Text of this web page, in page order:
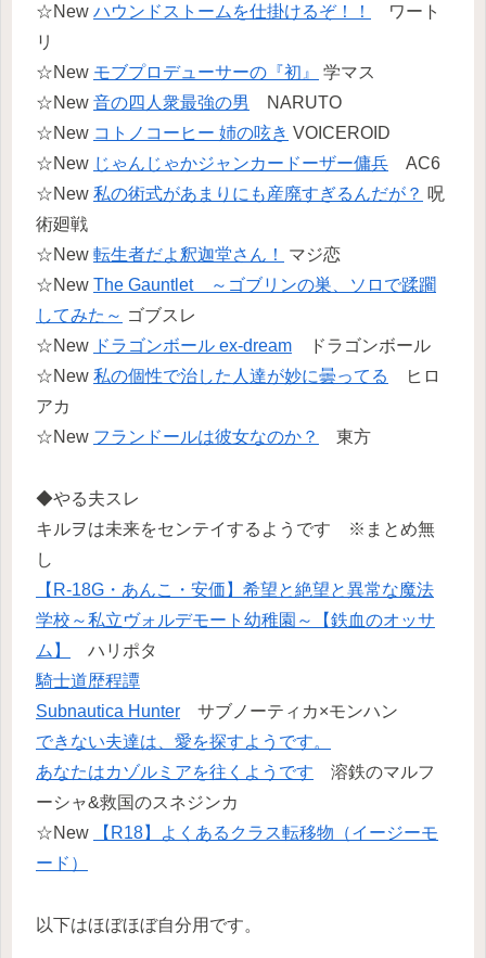
☆New ハウンドストームを仕掛けるぞ！！
ワート
リ
☆New モブプロデューサーの『初』
学マス
☆New 音の四人衆最強の男
NARUTO
☆New コトノコーヒー 姉の呟き VOICEROID
☆New じゃんじゃかジャンカードーザー傭兵 AC6
☆New 私の術式があまりにも産廃すぎるんだが？ 呪
術廻戦
☆New 転生者だよ釈迦堂さん！
マジ恋
☆New The Gauntlet ～ゴブリンの巣、ソロで蹂躙
してみた～ ゴブスレ
☆New ドラゴンボール ex-dream ドラゴンボール
☆New 私の個性で治した人達が妙に曇ってる
ヒロ
アカ
☆New フランドールは彼女なのか？ 東方
◆やる夫スレ
キルヲは未来をセンテイするようです ※まとめ無
し
【R-18G・あんこ・安価】希望と絶望と異常な魔法
学校～私立ヴォルデモート幼稚園～【鉄血のオッサ
ム】
ハリポタ
騎士道歴程譚
Subnautica Hunter サブノーティカ×モンハン
できない夫達は、愛を探すようです。
あなたはカゾルミアを往くようです 溶鉄のマルフ
ーシャ&救国のスネジンカ
☆New
【R18】よくあるクラス転移物（イージーモ
ード）
以下はほぼほぼ自分用です。